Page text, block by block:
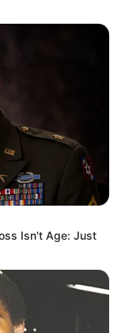
Isn't Age: Just